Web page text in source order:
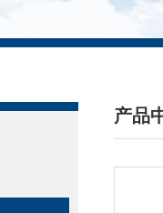
产品
/